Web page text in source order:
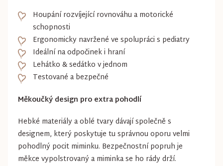
Houpání rozvíjející rovnováhu a motorické
schopnosti
Ergonomicky navržené ve spolupráci s pediatry
Ideální na odpočinek i hraní
Lehátko & sedátko v jednom
Testované a bezpečné
Měkoučký design pro extra pohodlí
Hebké materiály a oblé tvary dávají společně s
designem, který poskytuje tu správnou oporu velmi
pohodlný pocit miminku. Bezpečnostní popruh je
měkce vypolstrovaný a miminka se ho rády drží.